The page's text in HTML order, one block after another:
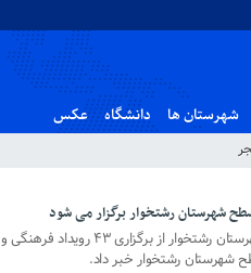
شهرستان ها دانشگاه عکس
رئیس اداره فرهنگ و ارشاد اسلامی شهرستان رشتخوار از برگزاری ۴۳ رویداد فرهنگی و
شهرستان رشتخوار خبر داد.